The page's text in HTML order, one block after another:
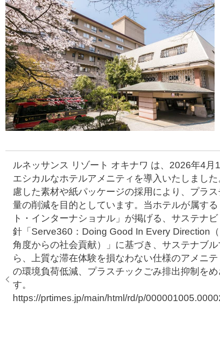
ルネッサンス リゾート オキナワ は、2026年4月
エシカルなホテルアメニティを導入いたしまし
慮した素材や紙パッケージの採用により、プラ
量の削減を目的としています。当ホテルが属す
ト・インターナショナル」が掲げる、サステナ
針「Serve360：Doing Good In Every Direction
角度からの社会貢献）」に基づき、サステナブ
ら、上質な滞在体験を損なわない仕様のアメニ
の環境負荷低減、プラスチックごみ排出抑制を
す。
https://prtimes.jp/main/html/rd/p/